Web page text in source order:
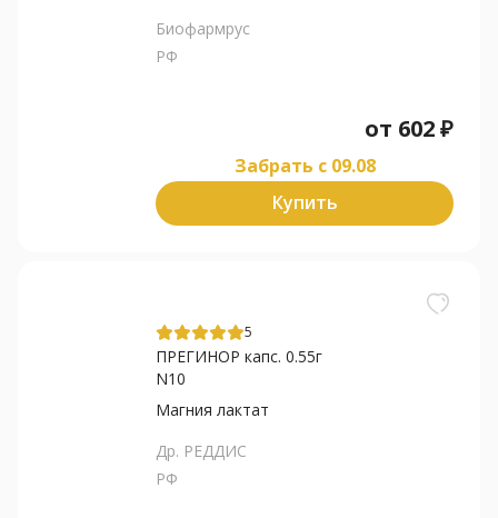
Биофармрус
РФ
от 602₽
Забрать c 09.08
Купить
5
ПРЕГИНОР капс. 0.55г
N10
Магния лактат
Др. РЕДДИС
РФ